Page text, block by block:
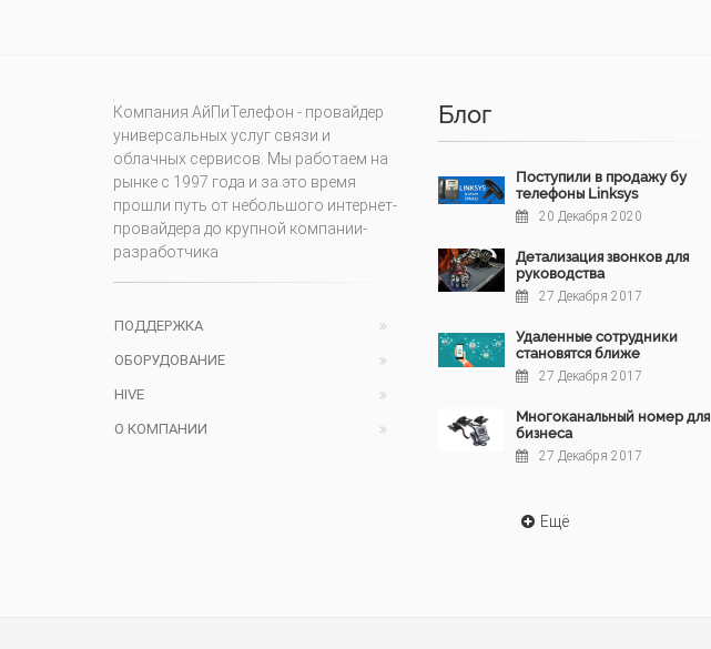
Компания АйПиТелефон - провайдер
универсальных услуг связи и
облачных сервисов. Мы работаем на
рынке с 1997 года и за это время
прошли путь от небольшого интернет-
провайдера до крупной компании-
разработчика
ПОДДЕРЖКА
ОБОРУДОВАНИЕ
HIVE
О КОМПАНИИ
Блог
Поступили в продажу бу
телефоны Linksys
20 Декабря 2020
Детализация звонков для
руководства
27 Декабря 2017
Удаленные сотрудники
становятся ближе
27 Декабря 2017
Многоканальный номер для
бизнеса
27 Декабря 2017
Ещё